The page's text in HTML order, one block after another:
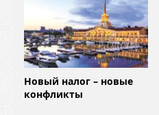
Новый налог – новые
конфликты